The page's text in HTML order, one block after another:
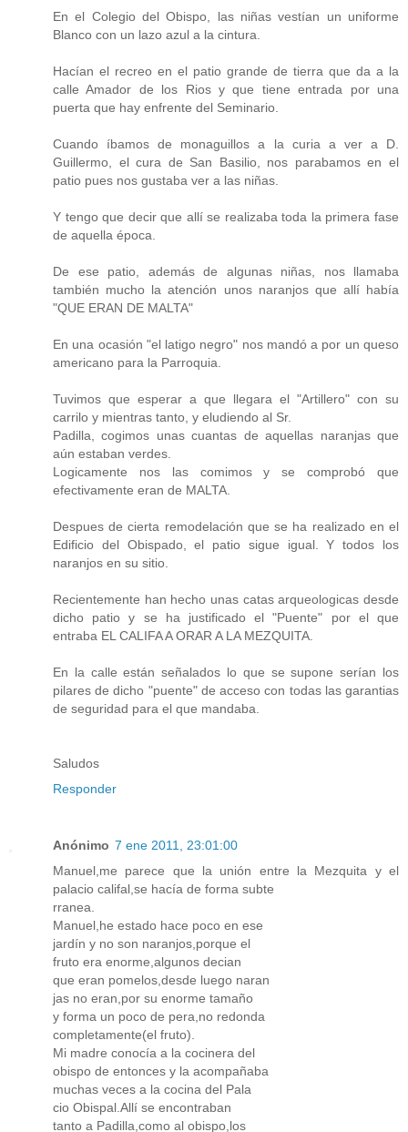
En el Colegio del Obispo, las niñas vestían un uniforme
Blanco con un lazo azul a la cintura.
Hacían el recreo en el patio grande de tierra que da a la
calle Amador de los Rios y que tiene entrada por una
puerta que hay enfrente del Seminario.
Cuando íbamos de monaguillos a la curia a ver a D.
Guillermo, el cura de San Basilio, nos parabamos en el
patio pues nos gustaba ver a las niñas.
Y tengo que decir que allí se realizaba toda la primera fase
de aquella época.
De ese patio, además de algunas niñas, nos llamaba
también mucho la atención unos naranjos que allí había
"QUE ERAN DE MALTA"
En una ocasión "el latigo negro" nos mandó a por un queso
americano para la Parroquia.
Tuvimos que esperar a que llegara el "Artillero" con su
carrilo y mientras tanto, y eludiendo al Sr.
Padilla, cogimos unas cuantas de aquellas naranjas que
aún estaban verdes.
Logicamente nos las comimos y se comprobó que
efectivamente eran de MALTA.
Despues de cierta remodelación que se ha realizado en el
Edificio del Obispado, el patio sigue igual. Y todos los
naranjos en su sitio.
Recientemente han hecho unas catas arqueologicas desde
dicho patio y se ha justificado el "Puente" por el que
entraba EL CALIFA A ORAR A LA MEZQUITA.
En la calle están señalados lo que se supone serían los
pilares de dicho "puente" de acceso con todas las garantias
de seguridad para el que mandaba.
Saludos
Responder
Anónimo 7 ene 2011, 23:01:00
Manuel,me parece que la unión entre la Mezquita y el
palacio califal,se hacía de forma subte
rranea.
Manuel,he estado hace poco en ese
jardín y no son naranjos,porque el
fruto era enorme,algunos decian
que eran pomelos,desde luego naran
jas no eran,por su enorme tamaño
y forma un poco de pera,no redonda
completamente(el fruto).
Mi madre conocía a la cocinera del
obispo de entonces y la acompañaba
muchas veces a la cocina del Pala
cio Obispal.Allí se encontraban
tanto a Padilla,como al obispo,los